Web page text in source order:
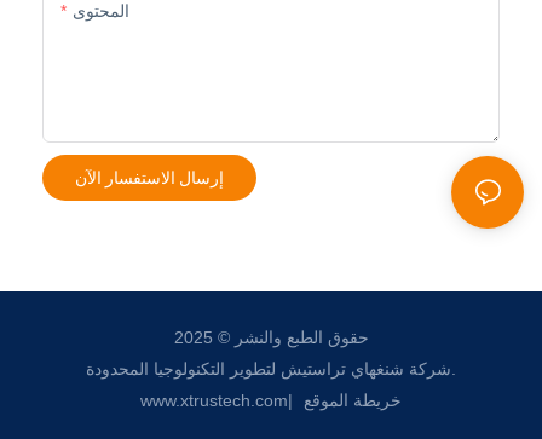
المحتوى
إرسال الاستفسار الآن
حقوق الطبع والنشر © 2025
www.xtrustech.com| خريطة الموقع